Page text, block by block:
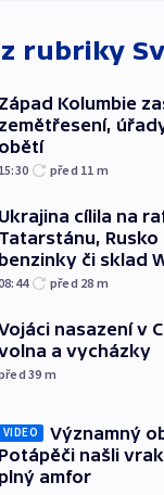
rubriky
Západ Kolumbie
zemětřesení,
obětí
15:30 před 11 m
Ukrajina cílila na
Tatarstánu,
benzinky či sklad
před 28 m
nasazení v
a vycházky
39 m
VIDEO
Významný
Potápěči našli
plný amfor